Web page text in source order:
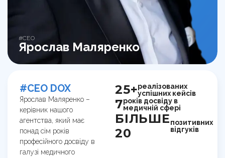
#CEO
Ярослав Маляренко
#CEO DOX
Ярослав Маляренко –
керівник нашого
агентства, який має
понад сім років
професійного досвіду в
галузі медичного
25+реалізованих
успішних кейсів
7років досвіду в
медичній сфері
БІЛЬШЕ
20
позитивних
відгуків